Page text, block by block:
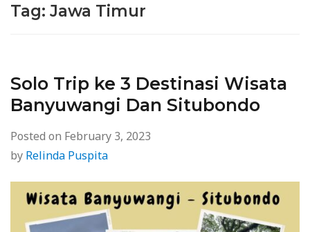
Tag: Jawa Timur
Solo Trip ke 3 Destinasi Wisata
Banyuwangi Dan Situbondo
Posted on February 3, 2023
by Relinda Puspita